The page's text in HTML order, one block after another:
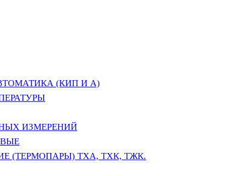
(КИП И А)
ИЗМЕРЕНИЙ
(ТЕРМОПАРЫ) ТХА, ТХК, ТЖК.